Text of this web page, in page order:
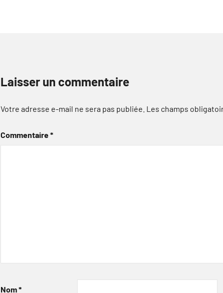
Laisser un commentaire
Votre adresse e-mail ne sera pas publiée. Les champs
Commentaire*
Nom*